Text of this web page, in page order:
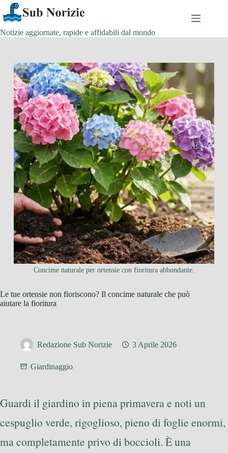
Salta
al
contenuto
Notizie aggiornate, rapide e affidabili dal mondo
Concime naturale per ortensie con fioritura abbondante.
Le tue ortensie non fioriscono? Il concime naturale che può
aiutare la fioritura
Redazione Sub Norizie 3 Aprile 2026
Giardinaggio
Guardi il giardino in piena primavera e noti un
cespuglio verde, rigoglioso, pieno di foglie enormi,
ma completamente privo di boccioli. È una